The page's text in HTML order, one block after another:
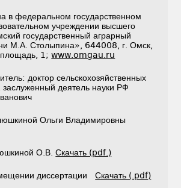
в федеральном государственном
учреждении высшего
государственный аграрный
М.А. Столыпина», 644008, г. Омск,
площадь, 1;www.omgau.ru
доктор сельскохозяйственных
деятель науки РФ
Ольги Владимировны
О.В.Скачать (pdf.)
диссертацииСкачать (.pdf)